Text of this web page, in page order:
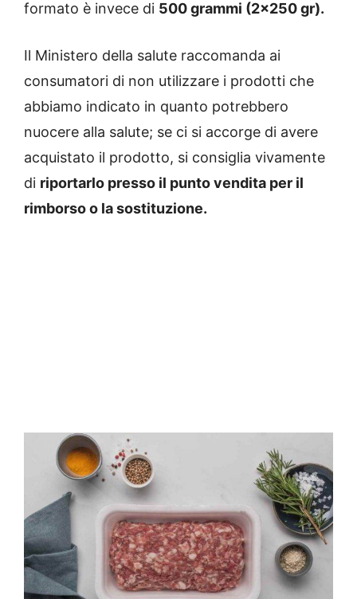
formato è invece di 500 grammi (2×250 gr).
Il Ministero della salute raccomanda ai
consumatori di non utilizzare i prodotti che
abbiamo indicato in quanto potrebbero
nuocere alla salute; se ci si accorge di avere
acquistato il prodotto, si consiglia vivamente
di riportarlo presso il punto vendita per il
rimborso o la sostituzione.